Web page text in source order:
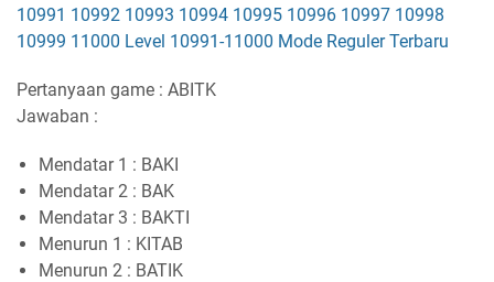
10991 10992 10993 10994 10995 10996 10997 10998
10999 11000 Level 10991-11000 Mode Reguler Terbaru
Pertanyaan game : ABITK
Jawaban :
Mendatar 1 : BAKI
Mendatar 2 : BAK
Mendatar 3 : BAKTI
Menurun 1 : KITAB
Menurun 2 : BATIK